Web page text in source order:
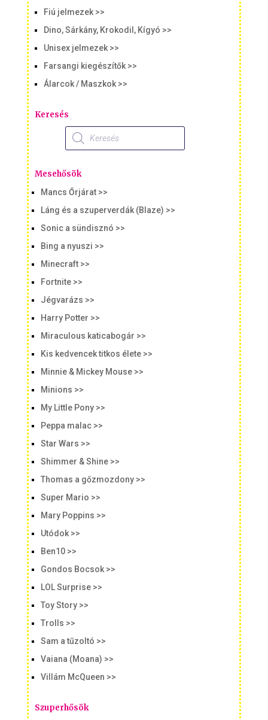
Fiú jelmezek >>
Dino, Sárkány, Krokodil, Kígyó >>
Unisex jelmezek >>
Farsangi kiegészítők >>
Álarcok / Maszkok >>
Keresés
Products
search
Mesehősök
Mancs Őrjárat >>
Láng és a szuperverdák (Blaze) >>
Sonic a sündisznó >>
Bing a nyuszi >>
Minecraft >>
Fortnite >>
Jégvarázs >>
Harry Potter >>
Miraculous katicabogár >>
Kis kedvencek titkos élete >>
Minnie & Mickey Mouse >>
Minions >>
My Little Pony >>
Peppa malac >>
Star Wars >>
Shimmer & Shine >>
Thomas a gőzmozdony >>
Super Mario >>
Mary Poppins >>
Utódok >>
Ben10 >>
Gondos Bocsok >>
LOL Surprise >>
Toy Story >>
Trolls >>
Sam a tűzoltó >>
Vaiana (Moana) >>
Villám McQueen >>
Szuperhősök